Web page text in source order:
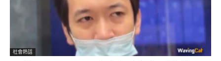
社會熱話